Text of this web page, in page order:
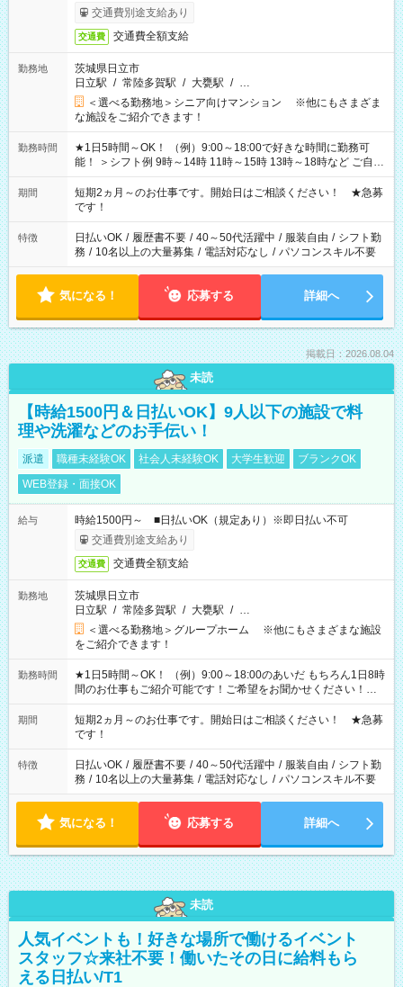
交通費別途支給あり
交通費 交通費全額支給
勤務地
茨城県日立市
日立駅 / 常陸多賀駅 / 大甕駅 / …
＜選べる勤務地＞シニア向けマンション ※他にもさまざま
な施設をご紹介できます！
勤務時間
★1日5時間～OK！ （例）9:00～18:00で好きな時間に勤務可
能！ ＞シフト例 9時～14時 11時～15時 13時～18時など ご自身
のご都合に合わせて勤務時間をご相談ください！ ★家庭の都合
でお休みや時間の調整が必要な場合も遠慮なくご相談くださ
い。
期間
短期2ヵ月～のお仕事です。開始日はご相談ください！ ★急募
です！
特徴 日払いOK / 履歴書不要 / 40～50代活躍中 / 服装自由 / シフト勤
務 / 10名以上の大量募集 / 電話対応なし / パソコンスキル不要
気になる！ 応募する 詳細へ
掲載日：2026.08.04
未読
【時給1500円＆日払いOK】9人以下の施設で料
理や洗濯などのお手伝い！
派遣 職種未経験OK 社会人未経験OK 大学生歓迎
ブランクOK
WEB登録・面接OK
給与
時給1500円～ ■日払いOK（規定あり）※即日払い不可
交通費別途支給あり
交通費 交通費全額支給
勤務地
茨城県日立市
日立駅 / 常陸多賀駅 / 大甕駅 / …
＜選べる勤務地＞グループホーム ※他にもさまざまな施設
をご紹介できます！
勤務時間
★1日5時間～OK！ （例）9:00～18:00のあいだ もちろん1日8時
間のお仕事もご紹介可能です！ご希望をお聞かせください！★
家庭の都合でお休みが必要な場合も遠慮なくご相談ください。
※週最低15時間以上の勤務が必要です
期間
短期2ヵ月～のお仕事です。開始日はご相談ください！ ★急募
です！
特徴 日払いOK / 履歴書不要 / 40～50代活躍中 / 服装自由 / シフト勤
務 / 10名以上の大量募集 / 電話対応なし / パソコンスキル不要
気になる！ 応募する 詳細へ
未読
人気イベントも！好きな場所で働けるイベント
スタッフ☆来社不要！働いたその日に給料もら
える日払い/T1